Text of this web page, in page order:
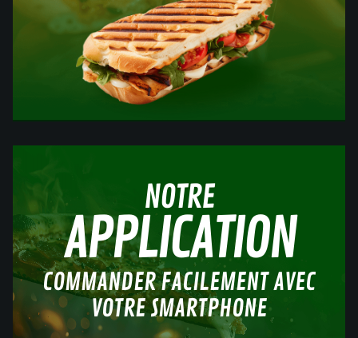
NOTRE
APPLICATION
COMMANDER FACILEMENT AVEC
VOTRE SMARTPHONE